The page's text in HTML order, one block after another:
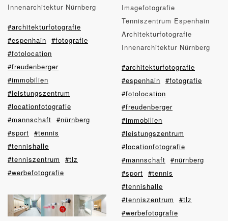
Innenarchitektur Nürnberg
#architekturfotografie
#espenhain #fotografie
#fotolocation
#freudenberger
#immobilien
#leistungszentrum
#locationfotografie
#mannschaft #nürnberg
#sport #tennis
#tennishalle
#tenniszentrum
#tlz
#werbefotografie
Imagefotografie
Tenniszentrum Espenhain
Architekturfotografie
Innenarchitektur Nürnberg
#architekturfotografie
#espenhain #fotografie
#fotolocation
#freudenberger
#immobilien
#leistungszentrum
#locationfotografie
#mannschaft #nürnberg
#sport #tennis
#tennishalle
#tenniszentrum
#tlz
#werbefotografie